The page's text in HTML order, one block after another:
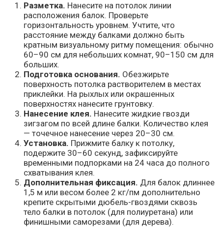
Разметка. Нанесите на потолок линии
расположения балок. Проверьте
горизонтальность уровнем. Учтите, что
расстояние между балками должно быть
кратным визуальному ритму помещения: обычно
60–90 см для небольших комнат, 90–150 см для
больших.
Подготовка основания. Обезжирьте
поверхность потолка растворителем в местах
приклейки. На рыхлых или окрашенных
поверхностях нанесите грунтовку.
Нанесение клея. Нанесите жидкие гвозди
зигзагом по всей длине балки. Количество клея
— точечное нанесение через 20–30 см.
Установка. Прижмите балку к потолку,
подержите 30–60 секунд, зафиксируйте
временными подпорками на 24 часа до полного
схватывания клея.
Дополнительная фиксация. Для балок длиннее
1,5 м или весом более 2 кг/пм дополнительно
крепите скрытыми дюбель-гвоздями сквозь
тело балки в потолок (для полиуретана) или
финишными саморезами (для дерева).